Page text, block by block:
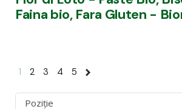
Faina bio, Fara Gluten -
1 2 3 4 5